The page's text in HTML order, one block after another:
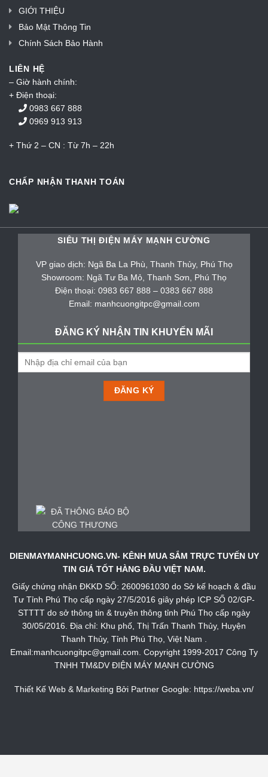
GIỚI THIỆU
Bảo Mật Thông Tin
Chính Sách Bảo Hành
LIÊN HỆ
– Giờ hành chính:
+ Điện thoại:
0983 667 888
0969 913 913
+ Thứ 2 – CN : Từ 7h – 22h
CHẤP NHẬN THANH TOÁN
SIÊU THỊ ĐIỆN MÁY MẠNH CƯỜNG
VP giao dịch: Ngã Ba La Phù, Thanh Thủy, Phú Thọ
Showroom: Ngã Tư Ba Mỏ, Thanh Sơn, Phú Thọ
Điện thoại: 0983 667 888 – 0383 667 888
Email: manhcuongitpc@gmail.com
ĐĂNG KÝ NHẬN TIN KHUYẾN MÃI
DIENMAYMANHCUONG.VN- KÊNH MUA SẮM TRỰC TUYẾN UY
TIN GIÁ TỐT HÀNG ĐẦU VIỆT NAM.
Giấy chứng nhận ĐKKD SỐ: 2600961030 do Sở kế hoạch & đầu
Tư Tỉnh Phú Thọ cấp ngày 27/5/2016 giây phép ICP SỐ 02/GP-
STTTT do sở thông tin & truyền thông tỉnh Phú Thọ cấp ngày
30/05/2016. Địa chỉ: Khu phố, Thị Trấn Thanh Thủy, Huyện
Thanh Thủy, Tỉnh Phú Thọ, Việt Nam .
Email:manhcuongitpc@gmail.com. Copyright 1999-2017 Công Ty
TNHH TM&DV ĐIỆN MÁY MẠNH CƯỜNG
Thiết Kế Web & Marketing Bởi Partner Google: https://weba.vn/